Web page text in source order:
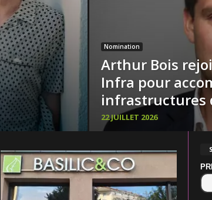
Nomination
Arthur Bois
Infra pour
infrastructures
22 JUILLET 2026